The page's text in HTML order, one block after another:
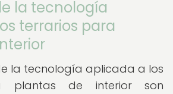
la tecnología
terrarios para
la tecnología aplicada a los
plantas de interior son